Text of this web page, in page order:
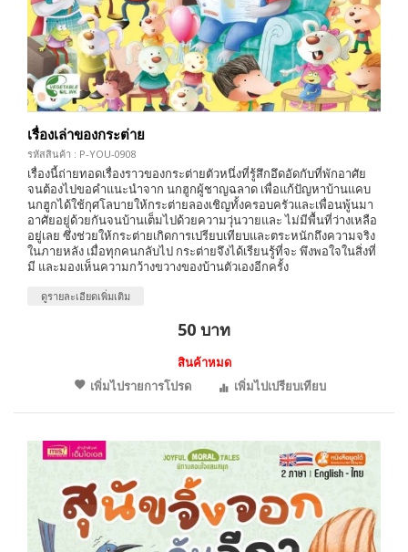
เรื่องเล่าของกระต่าย
รหัสสินค้า : P-YOU-0908
เรื่องนี้ถ่ายทอดเรื่องราวของกระต่ายตัวหนึ่งที่รู้สึกอึดอัดกับที่พักอาศัย
จนต้องไปขอคำแนะนำจาก นกฮูกผู้ชาญฉลาด เพื่อแก้ปัญหาบ้านแคบ
นกฮูกได้ใช้กุศโลบายให้กระต่ายลองเชิญทั้งครอบครัวและเพื่อนพู้นมา
อาศัยอยู่ด้วยกันจนบ้านเต็มไปด้วยความวุ่นวายและ ไม่มีพื้นที่ว่างเหลือ
อยู่เลย ซึ่งช่วยให้กระต่ายเกิดการเปรียบเทียบและตระหนักถึงความจริง
ในภายหลัง เมื่อทุกคนกลับไป กระต่ายจึงได้เรียนรู้ที่จะ พึงพอใจในสิ่งที่
มี และมองเห็นความกว้างขวางของบ้านตัวเองอีกครั้ง
ดูรายละเอียดเพิ่มเติม
50 บาท
สินค้าหมด
เพิ่มไปรายการโปรด
เพิ่มไปเปรียบเทียบ